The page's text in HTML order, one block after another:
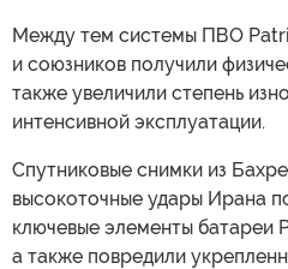
Между тем системы ПВО
и союзников получили
также увеличили степень
интенсивной эксплуатации.
Спутниковые снимки из
высокоточные удары Ирана
ключевые элементы батареи
а также повредили